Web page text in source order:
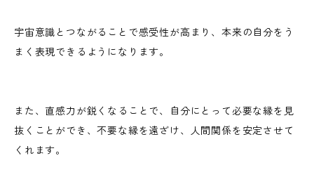
宇宙意識とつながることで感受性が高まり、本来の自分をう
まく表現できるようになります。
また、直感力が鋭くなることで、自分にとって必要な縁を見
抜くことができ、不要な縁を遠ざけ、人間関係を安定させて
くれます。